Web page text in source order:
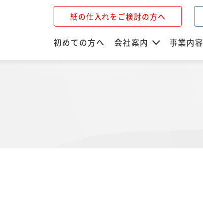
紙の仕入れをご検討の方へ
初めての方へ 会社案内 事業内容